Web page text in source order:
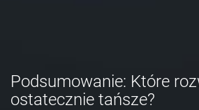
Podsumowanie: Które
ostatecznie tańsze?